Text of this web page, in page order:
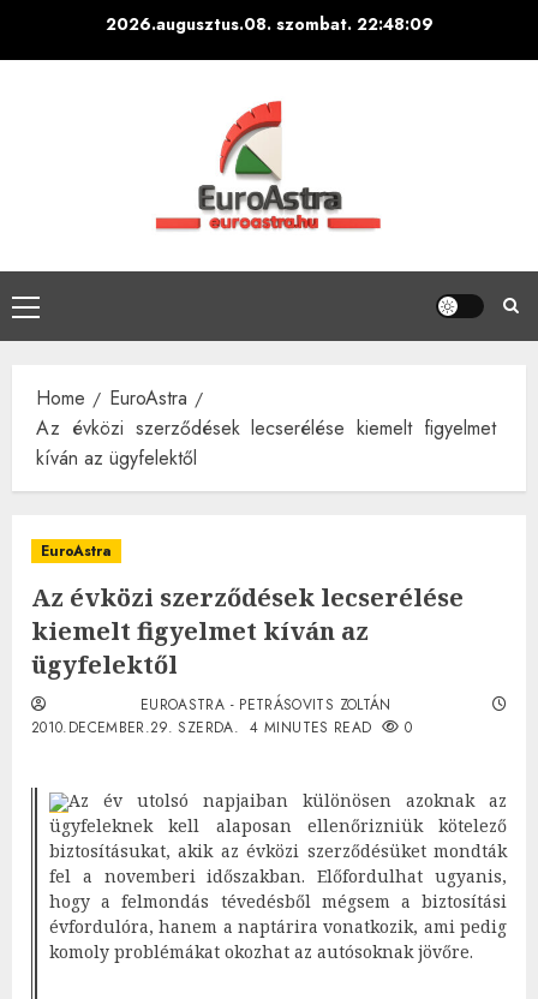
2026.augusztus.08. szombat.22:48:10
Primary
Menu
Home
EuroAstra
Az évközi szerződések lecserélése kiemelt figyelmet
kíván az ügyfelektől
EuroAstra
Az évközi szerződések lecserélése
kiemelt figyelmet kíván az
ügyfelektől
EUROASTRA - PETRÁSOVITS ZOLTÁN
2010.DECEMBER.29. SZERDA. 4 MINUTES READ 0
Az év utolsó napjaiban különösen azoknak az
ügyfeleknek kell alaposan ellenőrizniük kötelező
biztosításukat, akik az évközi szerződésüket mondták
fel a novemberi időszakban. Előfordulhat ugyanis,
hogy a felmondás tévedésből mégsem a biztosítási
évfordulóra, hanem a naptárira vonatkozik, ami pedig
komoly problémákat okozhat az autósoknak jövőre.